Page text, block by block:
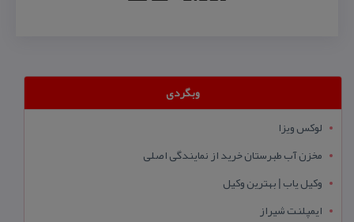
وبگردی
لوکس ویزا
مخزن آب طبرستان خرید از نمایندگی اصلی
وکیل یاب | بهترین وکیل
ایمپلنت شیراز